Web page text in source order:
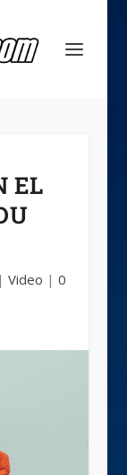
EL
Video | 0